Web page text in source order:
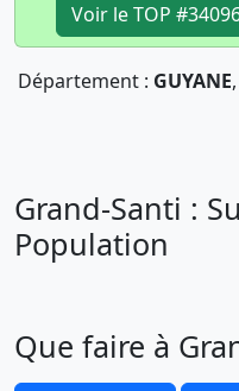
Voir le TOP
Département : GUYANE
Grand-Santi :
Population
Que faire à